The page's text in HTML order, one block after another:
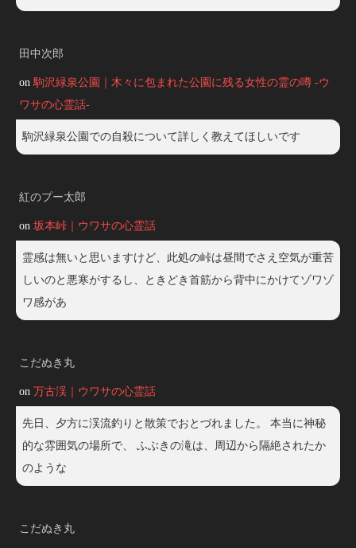
田中次郎
on 駒沢緑泉公園｜木々に包まれた公園に残る女性の霊の噂 -ウ
ワサの心霊話-
駒沢緑泉公園での自殺について詳しく教えてほしいです
紅のプー太郎
on 坂本峠｜ウワサの心霊話
霊感は無いと思いますけど、此処の峠は昼間でさえ空気が重苦
しいのと悪寒がするし、ときどき首筋から背中にかけてゾワゾ
ワ感があ
こだぬき丸
on 万古渓｜ウワサの心霊話
先日、夕方に渓流釣りと散策でおとづれました。 本当に神秘
的な雰囲気の場所で、 ふぶきの滝は、周辺から隔絶されたか
のような
こだぬき丸